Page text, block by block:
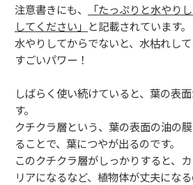
注意書きにも、
「たっぷりと水やり
してください」 と記載されています。
水やりしてからでないと、水枯れして
すごいパワー！
しばらく使い続けていると、葉の表
す。
クチクラ層という、葉の表面の油の
ることで、葉につやが出るのです。
このクチクラ層がしっかりすると、
リアになるなど、植物体が丈夫になる